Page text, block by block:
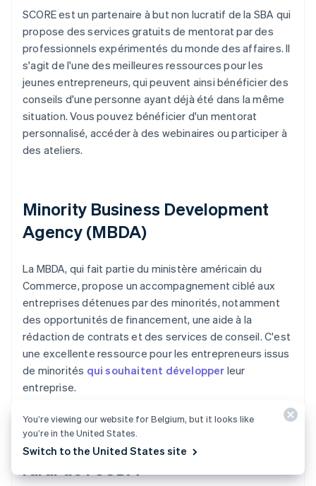
SCORE est un partenaire à but non lucratif de la SBA qui
propose des services gratuits de mentorat par des
professionnels expérimentés du monde des affaires. Il
s'agit de l'une des meilleures ressources pour les
jeunes entrepreneurs, qui peuvent ainsi bénéficier des
conseils d'une personne ayant déjà été dans la même
situation. Vous pouvez bénéficier d'un mentorat
personnalisé, accéder à des webinaires ou participer à
des ateliers.
Minority Business Development
Agency (MBDA)
La MBDA, qui fait partie du ministère américain du
Commerce, propose un accompagnement ciblé aux
entreprises détenues par des minorités, notamment
des opportunités de financement, une aide à la
rédaction de contrats et des services de conseil. C'est
une excellente ressource pour les entrepreneurs issus
de minorités qui souhaitent développer leur
entreprise.
Programmes de développement
rural de l'USDA
You’re viewing our website for Belgium, but it looks like
you’re in the United States.
Switch to the United States site